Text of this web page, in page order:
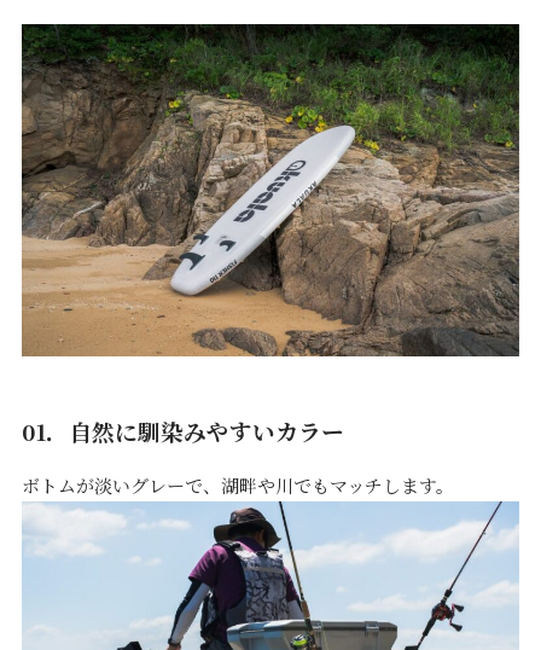
01．自然に馴染みやすいカラー
ボトムが淡いグレーで、湖畔や川でもマッチします。